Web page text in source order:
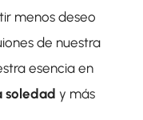
menos deseo
de nuestra
esencia en
soledad y más